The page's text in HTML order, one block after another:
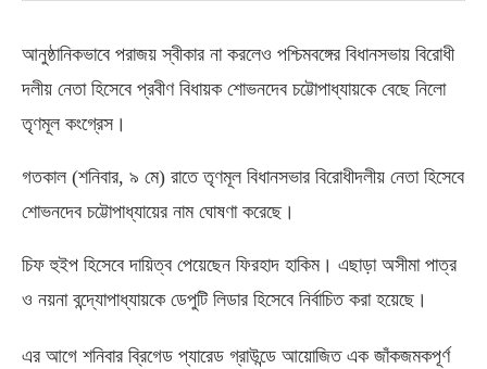
আনুষ্ঠানিকভাবে পরাজয় স্বীকার না করলেও পশ্চিমবঙ্গের বিধানসভায় বিরোধী
দলীয় নেতা হিসেবে প্রবীণ বিধায়ক শোভনদেব চট্টোপাধ্যায়কে বেছে নিলো
তৃণমূল কংগ্রেস।
গতকাল (শনিবার, ৯ মে) রাতে তৃণমূল বিধানসভার বিরোধীদলীয় নেতা হিসেবে
শোভনদেব চট্টোপাধ্যায়ের নাম ঘোষণা করেছে।
চিফ হুইপ হিসেবে দায়িত্ব পেয়েছেন ফিরহাদ হাকিম। এছাড়া অসীমা পাত্র
ও নয়না বন্দ্যোপাধ্যায়কে ডেপুটি লিডার হিসেবে নির্বাচিত করা হয়েছে।
এর আগে শনিবার ব্রিগেড প্যারেড গ্রাউন্ডে আয়োজিত এক জাঁকজমকপূর্ণ